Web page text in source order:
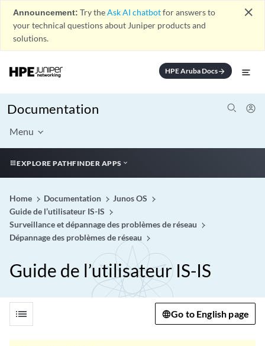
Announcement: Try theAsk AI chatbotfor answers to
your technical questions about Juniper products and
solutions.
close
HPE Aruba Docsarrow_forward
Documentation
Menu
EXPLORE PATHFINDER APPS
Home Documentation
Junos OS
Guide de l’utilisateur IS-IS
Surveillance et dépannage des problèmes de réseau
Dépannage des problèmes de réseau
Guide de l’utilisateur IS-IS
list Go to English page